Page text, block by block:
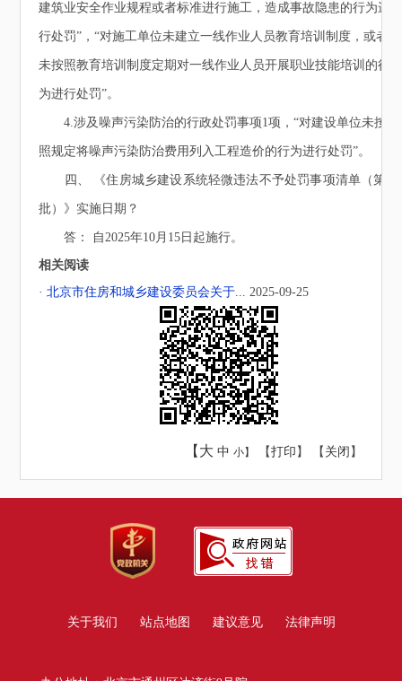
建筑业安全作业规程或者标准进行施工，造成事故隐患的行为进
行处罚”，“对施工单位未建立一线作业人员教育培训制度，或者
未按照教育培训制度定期对一线作业人员开展职业技能培训的行
为进行处罚”。
4.涉及噪声污染防治的行政处罚事项1项，“对建设单位未按
照规定将噪声污染防治费用列入工程造价的行为进行处罚”。
四、 《住房城乡建设系统轻微违法不予处罚事项清单（第二
批）》实施日期？
答： 自2025年10月15日起施行。
相关阅读
· 北京市住房和城乡建设委员会关于...2025-09-25
【大 中 小】 【打印 】 【 关闭 】
关于我们 站点地图 建议意见 法律声明